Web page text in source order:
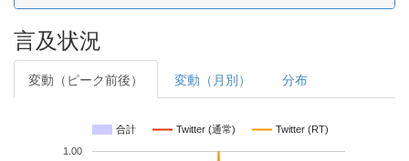
言及状況
変動（ピーク前後） 変動（月別） 分布
合計 Twitter (通常) Twitter (RT)
1.00